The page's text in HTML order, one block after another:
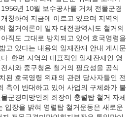
년 10월 보수공사를 거쳐 전몰군경
칭하여 지금에 이르고 있으며 지역의
철거여론이 일자 대전광역시도 철거의
직도 그대로 방치되고 있어 호국영령을
고 있다는 내용의 일재잔재 안내 게시문
. 한편 지역의 대표적인 일재잔재인 영
시와 중구청은 철거의 필요성을 공식
된 호국영령 위패의 관련 당사자들인 전
측이 반대하고 있어 사업의 구체화가 불
군경미망인회 회장이 충렬탑 철거 자체
입장을 밝혀 영렬탑 철거운동은 새로운